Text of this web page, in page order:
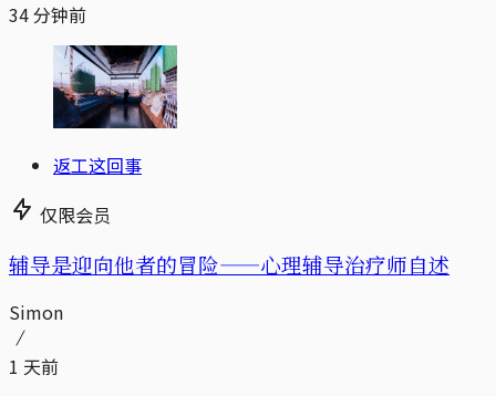
34 分钟前
返工这回事
仅限会员
辅导是迎向他者的冒险——心理辅导治疗师自述
Simon
1 天前